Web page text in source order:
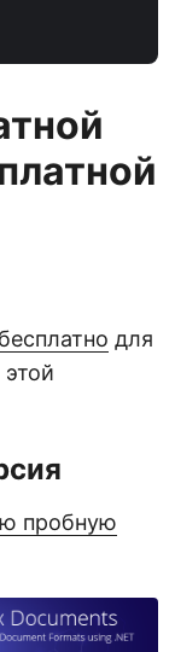
для
пробную